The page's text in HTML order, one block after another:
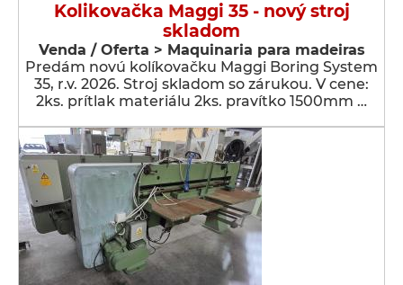
Kolikovačka Maggi 35 - nový stroj
skladom
Venda / Oferta > Maquinaria para madeiras
Predám novú kolíkovačku Maggi Boring System
35, r.v. 2026. Stroj skladom so zárukou. V cene:
2ks. prítlak materiálu 2ks. pravítko 1500mm …